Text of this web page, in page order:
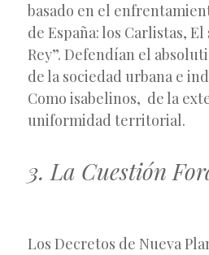
basado en el
de España: los Carlistas,
Rey”. Defendían el
de la sociedad urbana e
Como isabelinos, de la
uniformidad territorial.
3. La Cuestión
Los Decretos de Nueva